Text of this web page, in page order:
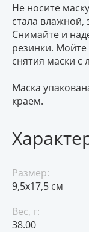
Не носите
стала влажной,
Снимайте и
резинки.
снятия маски с
Маска
краем.
Размер:
9,5х17,5 см
Вес, г:
38.00